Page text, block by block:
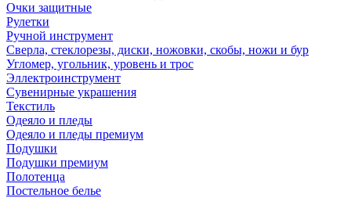
Очки защитные
Рулетки
Ручной инструмент
Сверла, стеклорезы, диски, ножовки, скобы, ножи и бур
Угломер, угольник, уровень и трос
Эллектроинструмент
Сувенирные украшения
Текстиль
Одеяло и пледы
Одеяло и пледы премиум
Подушки
Подушки премиум
Полотенца
Постельное белье